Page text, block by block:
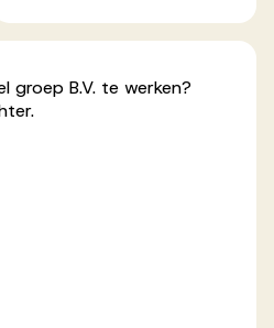
groep B.V. te werken?